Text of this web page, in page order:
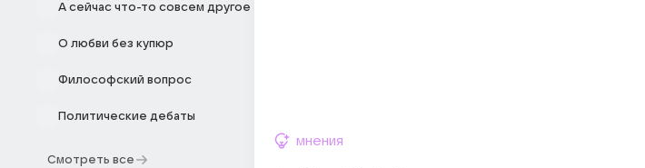
А сейчас что-то совсем другое
О любви без купюр
Философский вопрос
Политические дебаты
Смотреть все
мнения